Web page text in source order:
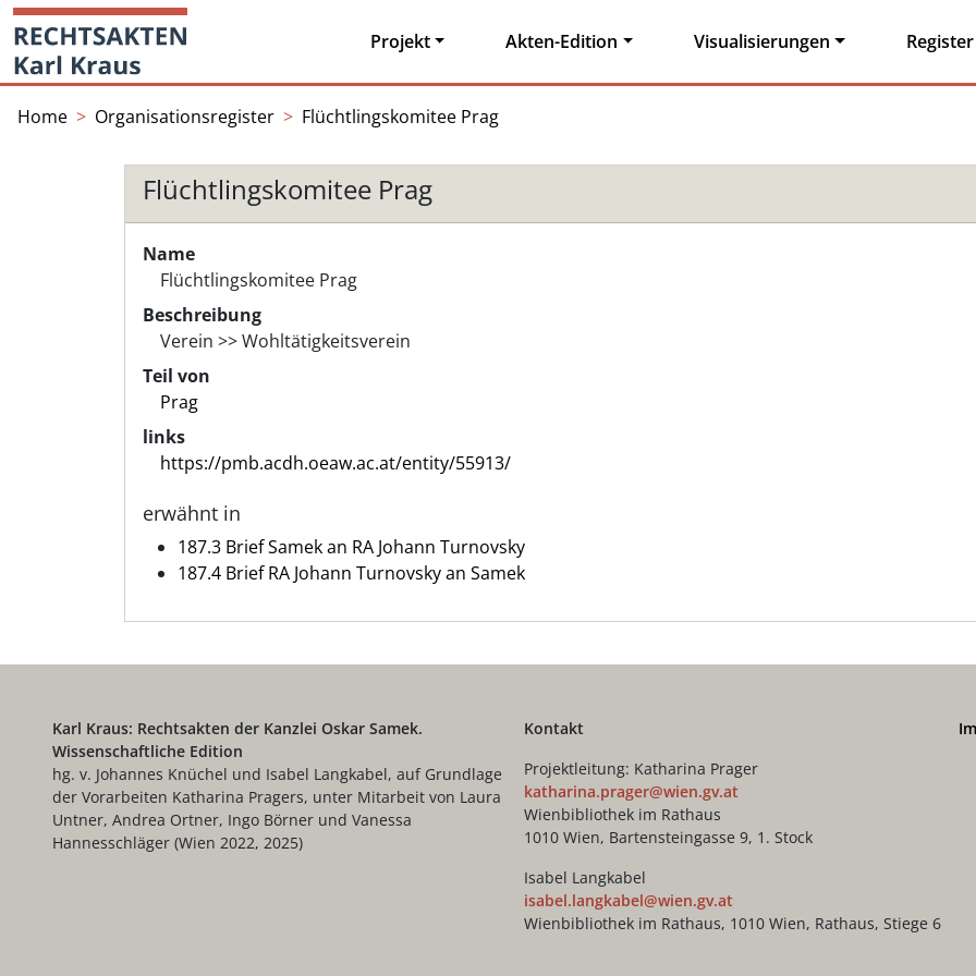
Skip
content
Startseite
Projekt Akten-Edition Visualisierungen Register
Home Organisationsregister Flüchtlingskomitee Prag
Flüchtlingskomitee Prag
Name
Flüchtlingskomitee Prag
Beschreibung
Verein >> Wohltätigkeitsverein
Teil von
Prag
links
https://pmb.acdh.oeaw.ac.at/entity/55913/
erwähnt in
187.3 Brief Samek an RA Johann Turnovsky
187.4 Brief RA Johann Turnovsky an Samek
Karl Kraus: Rechtsakten der Kanzlei Oskar Samek.
Wissenschaftliche Edition
hg. v. Johannes Knüchel und Isabel Langkabel, auf Grundlage
der Vorarbeiten Katharina Pragers, unter Mitarbeit von Laura
Untner, Andrea Ortner, Ingo Börner und Vanessa
Hannesschläger (Wien 2022, 2025)
Kontakt
Projektleitung: Katharina Prager
katharina.prager@wien.gv.at
Wienbibliothek im Rathaus
1010 Wien, Bartensteingasse 9, 1. Stock
Isabel Langkabel
isabel.langkabel@wien.gv.at
Wienbibliothek im Rathaus, 1010 Wien, Rathaus, Stiege 6